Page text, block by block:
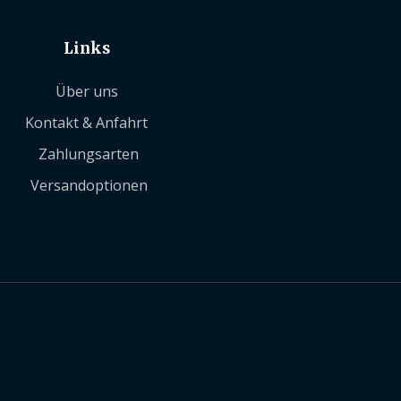
Links
Über uns
Kontakt & Anfahrt
Zahlungsarten
Versandoptionen